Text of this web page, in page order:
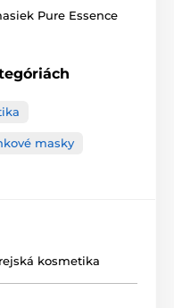
Pure Essence
masky
kosmetika